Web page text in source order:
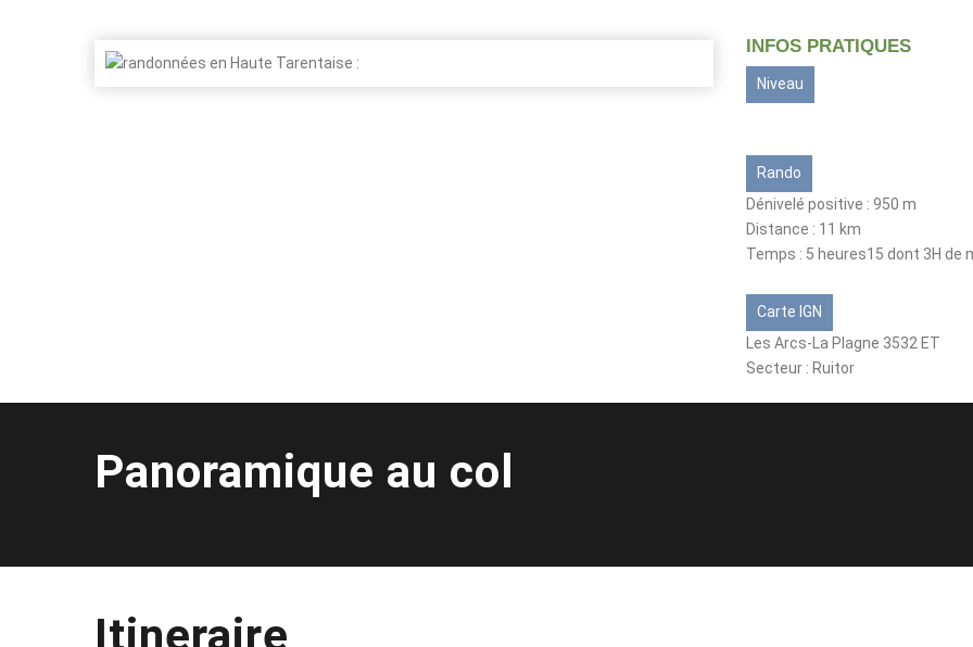
INFOS PRATIQUES
Niveau
Rando
Dénivelé positive : 950 m
Distance : 11 km
Temps : 5 heures15 dont 3H de
Carte IGN
Les Arcs-La Plagne 3532 ET
Secteur : Ruitor
Panoramique au col
Itineraire